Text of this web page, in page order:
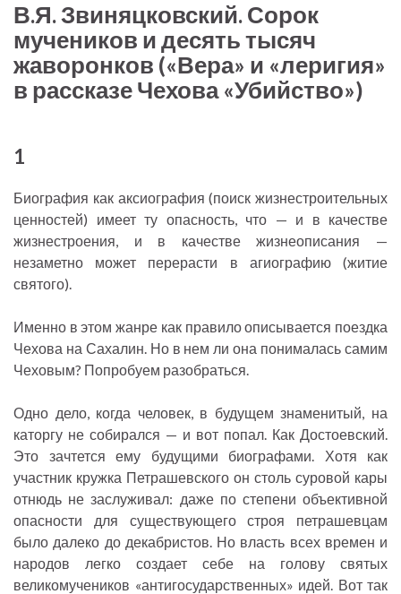
В.Я. Звиняцковский. Сорок
мучеников и десять тысяч
жаворонков («Вера» и «леригия»
в рассказе Чехова «Убийство»)
1
Биография как аксиография (поиск жизнестроительных
ценностей) имеет ту опасность, что — и в качестве
жизнестроения, и в качестве жизнеописания —
незаметно может перерасти в агиографию (житие
святого).
Именно в этом жанре как правило описывается поездка
Чехова на Сахалин. Но в нем ли она понималась самим
Чеховым? Попробуем разобраться.
Одно дело, когда человек, в будущем знаменитый, на
каторгу не собирался — и вот попал. Как Достоевский.
Это зачтется ему будущими биографами. Хотя как
участник кружка Петрашевского он столь суровой кары
отнюдь не заслуживал: даже по степени объективной
опасности для существующего строя петрашевцам
было далеко до декабристов. Но власть всех времен и
народов легко создает себе на голову святых
великомучеников «антигосударственных» идей. Вот так